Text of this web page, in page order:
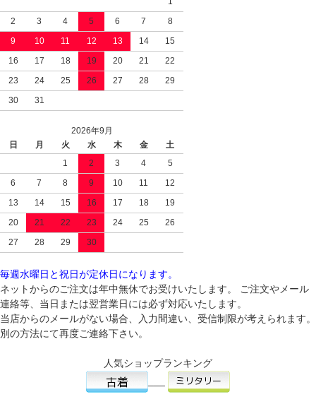
2
3 4 5 6 7
8
9
10 11 12 13 14
15
16
17 18 19 20 21
22
23
24 25 26 27 28
29
30
31
2026年9月
日
月 火 水 木 金
土
1
2 3 4
5
6
7 8 9 10 11
12
13
14 15 16 17 18
19
20
21 22 23 24 25
26
27
28 29 30
毎週水曜日と祝日が定休日になります。
ネットからのご注文は年中無休でお受けいたします。 ご注文やメール
連絡等、当日または翌営業日には必ず対応いたします。
当店からのメールがない場合、入力間違い、受信制限が考えられます。
別の方法にて再度ご連絡下さい。
人気ショップランキング